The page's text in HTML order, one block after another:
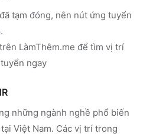
tạm đóng, nên nút ứng tuyển
LàmThêm.me để tìm vị trí
ngay
những ngành nghề phổ biến
Việt Nam. Các vị trí trong